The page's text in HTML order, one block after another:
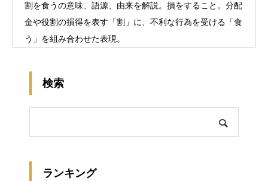
割を食うの意味、語源、由来を解説。損をすること。分配
金や役割の損得を表す「割」に、不利な行為を受ける「食
う」を組み合わせた表現。
検索
ランキング